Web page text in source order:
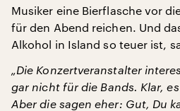
Musiker eine Bierflasche vor
für den Abend reichen. Und
Alkohol in Island so teuer ist,
„Die Konzertveranstalter
gar nicht für die Bands. Klar,
Aber die sagen eher: Gut, Du